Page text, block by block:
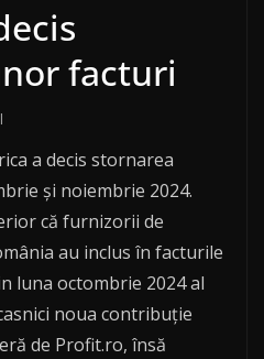
facturi
a decis stornarea
și noiembrie 2024.
că furnizorii de
au inclus în facturile
luna octombrie 2024 al
noua contribuție
de Profit.ro, însă